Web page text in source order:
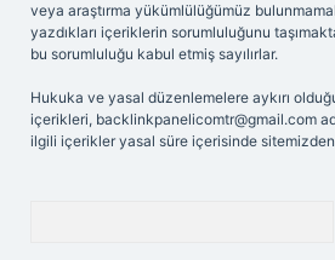
veya araştırma yükümlülüğümüz
yazdıkları içeriklerin sorumluluğunu
bu sorumluluğu kabul etmiş sayılırlar.
Hukuka ve yasal düzenlemelere aykırı
içerikleri, backlinkpanelicomtr@gmail.com
ilgili içerikler yasal süre içerisinde sitemizden